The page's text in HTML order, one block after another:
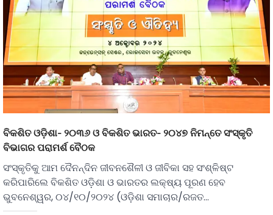
ବିକଶିତ ଓଡ଼ିଶା- ୨୦୩୬ ଓ ବିକଶିତ ଭାରତ- ୨୦୪୭ ନିମନ୍ତେ ସଂସ୍କୃତି
ବିଭାଗର ପରାମର୍ଶ ବୈଠକ
ସଂସ୍କୃତିକୁ ଆମ ଦୈନନ୍ଦିନ ଜୀବନଶୈଳୀ ଓ ଜୀବିକା ସହ ସଂଶ୍ଳିଷ୍ଟ
କରିପାରିଲେ ବିକଶିତ ଓଡ଼ିଶା ଓ ଭାରତର ଲକ୍ଷ୍ୟ ପୂରଣ ହେବ
ଭୁବନେଶ୍ୱର, ୦୪/୧୦/୨୦୨୪ (ଓଡ଼ିଶା ସମାଚାର/ରଜତ…